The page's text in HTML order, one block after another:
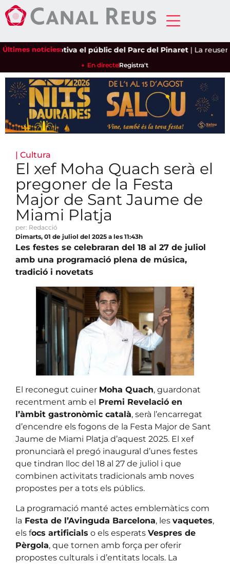
Últimes notícies:
Castro captiva el públic del Parc del Pinaret|La reusenca
En directeRegistra't
| Cultura
El xef Moha Quach serà el
pregoner de la Festa
Major de Sant Jaume de
Miami Platja
per: Redacció
Dimarts, 01 de juliol del 2025 a les 11:43h
Les festes se celebraran del 18 al 27 de juliol
amb una programació plena de música,
tradició i novetats
El reconegut cuiner Moha Quach, guardonat
recentment amb el Premi Revelació en
l’àmbit gastronòmic català, serà l’encarregat
d’encendre els fogons de la Festa Major de Sant
Jaume de Miami Platja d’aquest 2025. El xef
pronunciarà el pregó inaugural d’unes festes
que tindran lloc del 18 al 27 de juliol i que
combinen activitats tradicionals amb noves
propostes per a tots els públics.
La programació manté actes emblemàtics com
la Festa de l’Avinguda Barcelona, les vaquetes,
els focs artificials o els esperats Vespres de
Pèrgola, que tornen amb força per oferir
propostes culturals i d’entitats locals. La